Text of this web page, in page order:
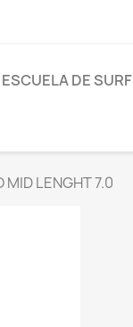
ESCUELA DE SURF
MID LENGHT 7.0